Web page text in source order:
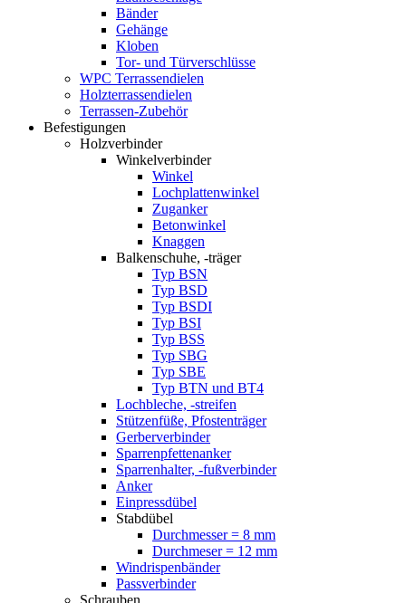
Bänder
Gehänge
Kloben
Tor- und Türverschlüsse
WPC Terrassendielen
Holzterrassendielen
Terrassen-Zubehör
Befestigungen
Holzverbinder
Winkelverbinder
Winkel
Lochplattenwinkel
Zuganker
Betonwinkel
Knaggen
Balkenschuhe, -träger
Typ BSN
Typ BSD
Typ BSDI
Typ BSI
Typ BSS
Typ SBG
Typ SBE
Typ BTN und BT4
Lochbleche, -streifen
Stützenfüße, Pfostenträger
Gerberverbinder
Sparrenpfettenanker
Sparrenhalter, -fußverbinder
Anker
Einpressdübel
Stabdübel
Durchmesser = 8 mm
Durchmeser = 12 mm
Windrispenbänder
Passverbinder
Schrauben